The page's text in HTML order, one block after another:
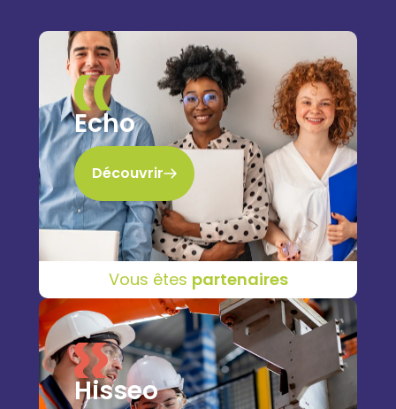
Echo
Découvrir
Vous êtes partenaires
Hisseo